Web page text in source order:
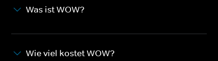
Was ist WOW?
Wie viel kostet WOW?